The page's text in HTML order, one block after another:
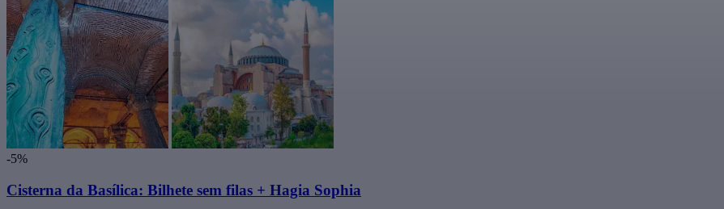
-5%
Cisterna da Basílica: Bilhete sem filas + Hagia Sophia